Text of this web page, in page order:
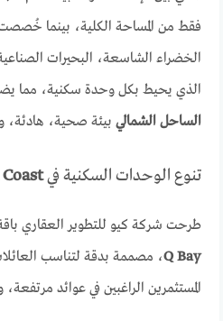
فقط من المساحة الكلية، بينما خُصصت
الخضراء الشاسعة، البحيرات
الذي يحيط بكل وحدة سكنية، مما
الساحل الشمالي بيئة صحية،
تنوع الوحدات السكنية في
طرحت شركة كيو للتطوير العقاري
Q Bay، مصممة بدقة لتناسب
المستثمرين الراغبين في عوائد مرتفعة،